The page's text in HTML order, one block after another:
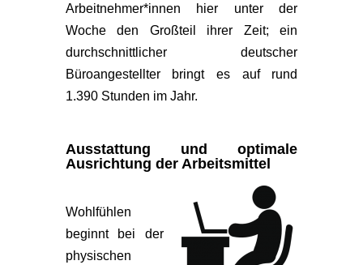
Arbeitnehmer*innen hier unter der
Woche den Großteil ihrer Zeit; ein
durchschnittlicher deutscher
Büroangestellter bringt es auf rund
1.390 Stunden im Jahr.
Ausstattung und optimale
Ausrichtung der Arbeitsmittel
Wohlfühlen
beginnt bei der
physischen